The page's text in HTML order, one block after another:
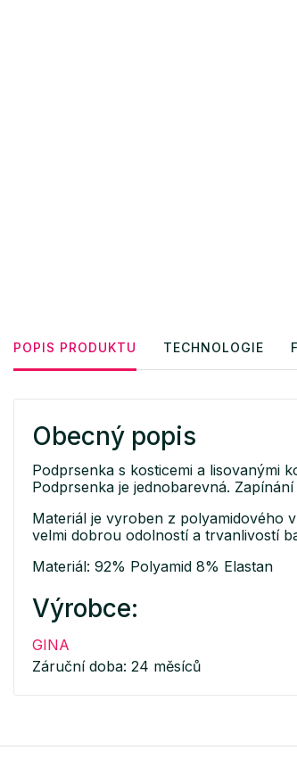
POPIS PRODUKTU TECHNOLOGIE
Obecný popis
Podprsenka s kosticemi a lisovanými
Podprsenka je jednobarevná.
Materiál je vyroben z polyamidového
velmi dobrou odolností a trvanlivostí
Materiál: 92% Polyamid 8% Elastan
Výrobce:
GINA
Záruční doba: 24 měsíců